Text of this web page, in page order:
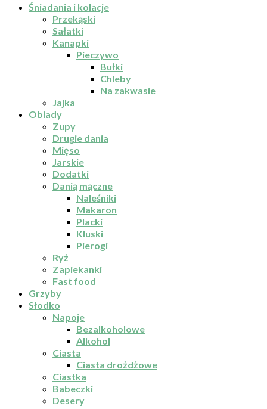
Śniadania i kolacje
Przekąski
Sałatki
Kanapki
Pieczywo
Bułki
Chleby
Na zakwasie
Jajka
Obiady
Zupy
Drugie dania
Mięso
Jarskie
Dodatki
Danią mączne
Naleśniki
Makaron
Placki
Kluski
Pierogi
Ryż
Zapiekanki
Fast food
Grzyby
Słodko
Napoje
Bezalkoholowe
Alkohol
Ciasta
Ciasta drożdżowe
Ciastka
Babeczki
Desery